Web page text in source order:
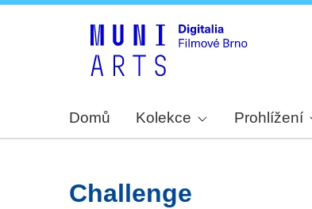
Domů Kolekce Prohlížení
Challenge